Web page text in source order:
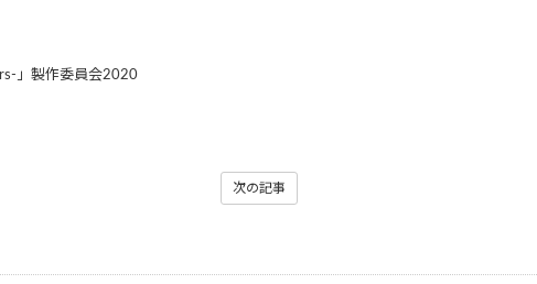
」製作委員会2020
次の記事